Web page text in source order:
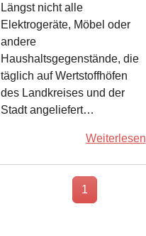
Längst nicht alle
Elektrogeräte, Möbel oder
andere
Haushaltsgegenstände, die
täglich auf Wertstoffhöfen
des Landkreises und der
Stadt angeliefert…
Weiterlesen
1